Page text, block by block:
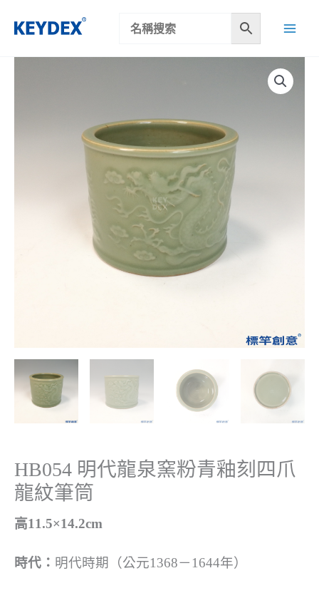
HB054 明代龍泉窯粉青釉刻四爪
龍紋筆筒
高11.5×14.2cm
時代： 明代時期（公元1368－1644年）